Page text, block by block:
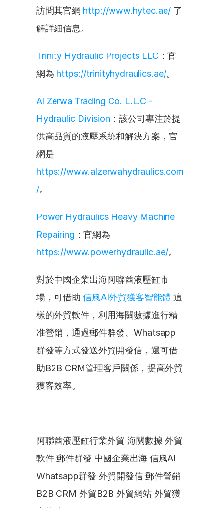
訪問其官網 http://www.hytec.ae/ 了
解詳細信息。
Trinity Hydraulic Projects LLC ：官
網為 https://trinityhydraulics.ae/。
Al Zerwa Trading Co. L.L.C -
Hydraulic Division ：該公司專注於提
供高品質的液壓系統和解決方案，官
https://www.alzerwahydraulics.com
/。
Power Hydraulics Heavy Machine
Repairing
https://www.powerhydraulic.ae/。
對於中國企業出海阿聯酋液壓缸市
場，可借助 信風AI外貿獲客智能體 這
樣的外貿軟件，利用海關數據進行精
准營銷，通過郵件群發、Whatsapp
群發等方式發送外貿開發信，還可借
助B2B CRM管理客戶關係，提高外貿
獲客效率。
阿聯酋液壓缸行業外貿 海關數據 外貿
軟件 郵件群發 中國企業出海 信風AI
Whatsapp群發 外貿開發信 郵件營銷
B2B CRM 外貿B2B 外貿網站 外貿獲